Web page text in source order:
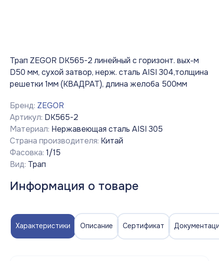
Трап ZEGOR DK565-2 линейный с горизонт. вых-м
D50 мм, сухой затвор, нерж. сталь AISI 304,толщина
решетки 1мм (КВАДРАТ), длина желоба 500мм
Бренд: ZEGOR
Артикул: DK565-2
Материал: Нержавеющая сталь AISI 305
Страна производителя: Китай
Фасовка: 1/15
Вид: Трап
Информация о товаре
Характеристики Описание Сертификат